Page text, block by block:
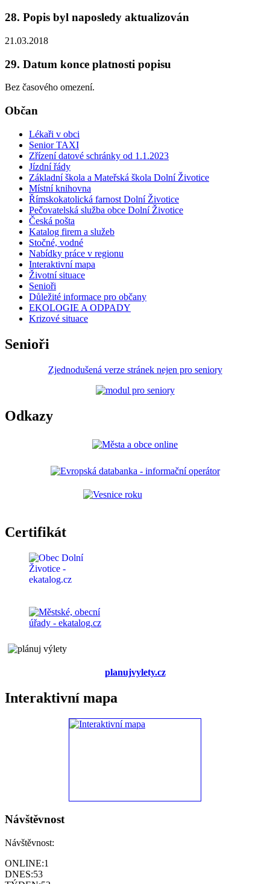
28. Popis byl naposledy aktualizován
21.03.2018
29. Datum konce platnosti popisu
Bez časového omezení.
Občan
Lékaři v obci
Senior TAXI
Zřízení datové schránky od 1.1.2023
Jízdní řády
Základní škola a Mateřská škola Dolní Životice
Místní knihovna
Římskokatolická farnost Dolní Životice
Pečovatelská služba obce Dolní Životice
Česká pošta
Katalog firem a služeb
Stočné, vodné
Nabídky práce v regionu
Interaktivní mapa
Životní situace
Senioři
Důležité informace pro občany
EKOLOGIE A ODPADY
Krizové situace
Senioři
Zjednodušená verze stránek nejen pro seniory
Odkazy
Certifikát
planujvylety.cz
Interaktivní mapa
Návštěvnost
Návštěvnost:
ONLINE:1
DNES:53